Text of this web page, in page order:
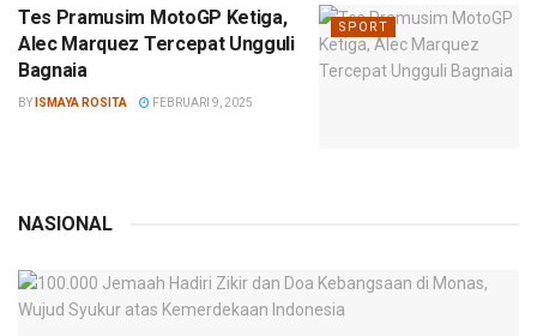
SPORT
Tes Pramusim MotoGP Ketiga,
Alec Marquez Tercepat Ungguli
Bagnaia
BY ISMAYA ROSITA FEBRUARI 9, 2025
NASIONAL